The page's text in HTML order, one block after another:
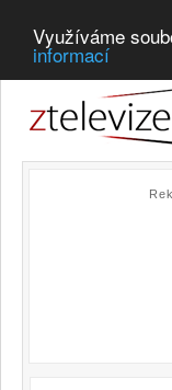
Využíváme
informací